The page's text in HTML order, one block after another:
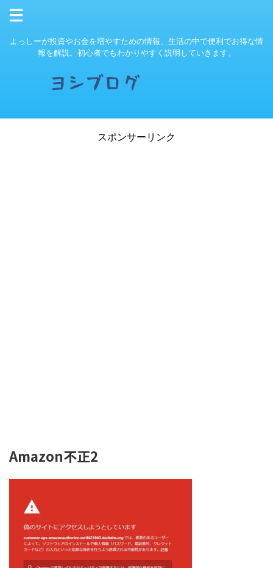
よっしーが投資やお金を増やすための情報、生活の中で便利でお得な情
報を解説。初心者でもわかりやすく説明していきます。
スポンサーリンク
Amazon不正2